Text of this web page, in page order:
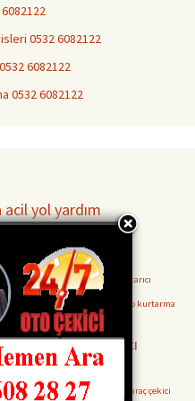
0532 6082122
6082122
0532 6082122
acil yol yardım
servisleri
Adana Pozantı Oto Kurtarıcı
oto kurtarma
bor oto kurtarma
damlama oto kurtarıcı
ereğli oto kurtarıcı
ereğli çekici
pozantı araç kurtarma Pozantı araç çekici